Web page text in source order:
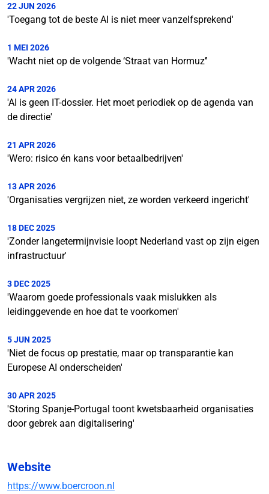
22 JUN 2026
'Toegang tot de beste AI is niet meer vanzelfsprekend'
1 MEI 2026
'Wacht niet op de volgende ‘Straat van Hormuz’'
24 APR 2026
'AI is geen IT-dossier. Het moet periodiek op de agenda van
de directie'
21 APR 2026
'Wero: risico én kans voor betaalbedrijven'
13 APR 2026
'Organisaties vergrijzen niet, ze worden verkeerd ingericht'
18 DEC 2025
'Zonder langetermijnvisie loopt Nederland vast op zijn eigen
infrastructuur'
3 DEC 2025
'Waarom goede professionals vaak mislukken als
leidinggevende en hoe dat te voorkomen'
5 JUN 2025
'Niet de focus op prestatie, maar op transparantie kan
Europese AI onderscheiden'
30 APR 2025
'Storing Spanje-Portugal toont kwetsbaarheid organisaties
door gebrek aan digitalisering'
Website
https://www.boercroon.nl